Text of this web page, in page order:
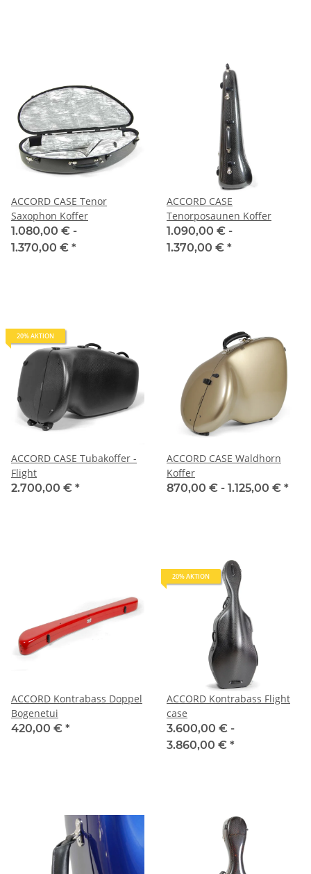
ACCORD CASE Tenor
Saxophon Koffer
1.080,00 € -
1.370,00 € *
ACCORD CASE
Tenorposaunen Koffer
1.090,00 € -
1.370,00 € *
20% AKTION
ACCORD CASE Tubakoffer -
Flight
2.700,00 € *
ACCORD CASE Waldhorn
Koffer
870,00 € - 1.125,00 € *
ACCORD Kontrabass Doppel
Bogenetui
420,00 € *
20% AKTION
ACCORD Kontrabass Flight
case
3.600,00 € -
3.860,00 € *